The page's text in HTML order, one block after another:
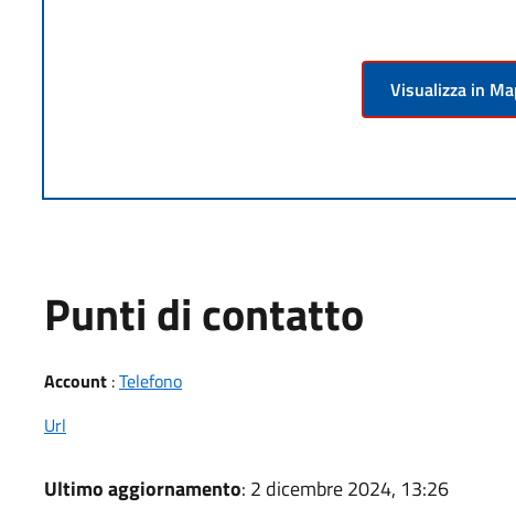
Visualizza in
Punti di contatto
Account:Telefono
Url
Ultimo aggiornamento: 2 dicembre 2024, 13:26